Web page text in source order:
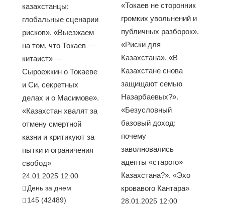
казахстанцы:
глобальные сценарии
рисков». «Выезжаем
на том, что Токаев —
китаист» —
Сыроежкин о Токаеве
и Си, секретных
делах и о Масимове».
«Казахстан хвалят за
отмену смертной
казни и критикуют за
пытки и ограничения
свобод»
24.01.2025 12:00
День за днем
145 (42489)
«Токаев не сторонник
громких увольнений и
публичных разборок».
«Риски для
Казахстана». «В
Казахстане снова
защищают семью
Назарбаевых?».
«Безусловный
базовый доход:
почему
заволновались
адепты «старого»
Казахстана?». «Эхо
кровавого Кантара»
28.01.2025 12:00